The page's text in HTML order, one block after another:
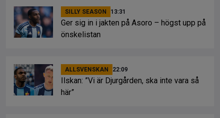
SILLY SEASON 13:31
Ger sig in i jakten på Asoro – högst upp på
önskelistan
ALLSVENSKAN 22:09
Ilskan: ”Vi är Djurgården, ska inte vara så
här”